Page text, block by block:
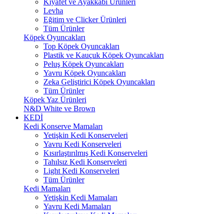
Kıyafet ve Ayakkabı Ürünleri
Levha
Eğitim ve Clicker Ürünleri
Tüm Ürünler
Köpek Oyuncakları
Top Köpek Oyuncakları
Plastik ve Kauçuk Köpek Oyuncakları
Peluş Köpek Oyuncakları
Yavru Köpek Oyuncakları
Zeka Geliştirici Köpek Oyuncakları
Tüm Ürünler
Köpek Yaz Ürünleri
N&D White ve Brown
KEDİ
Kedi Konserve Mamaları
Yetişkin Kedi Konserveleri
Yavru Kedi Konserveleri
Kısırlaştırılmış Kedi Konserveleri
Tahılsız Kedi Konserveleri
Light Kedi Konserveleri
Tüm Ürünler
Kedi Mamaları
Yetişkin Kedi Mamaları
Yavru Kedi Mamaları